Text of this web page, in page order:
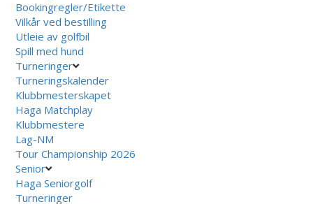
Bookingregler/Etikette
Vilkår ved bestilling
Utleie av golfbil
Spill med hund
Turneringer
Turneringskalender
Klubbmesterskapet
Haga Matchplay
Klubbmestere
Lag-NM
Tour Championship 2026
Senior
Haga Seniorgolf
Turneringer